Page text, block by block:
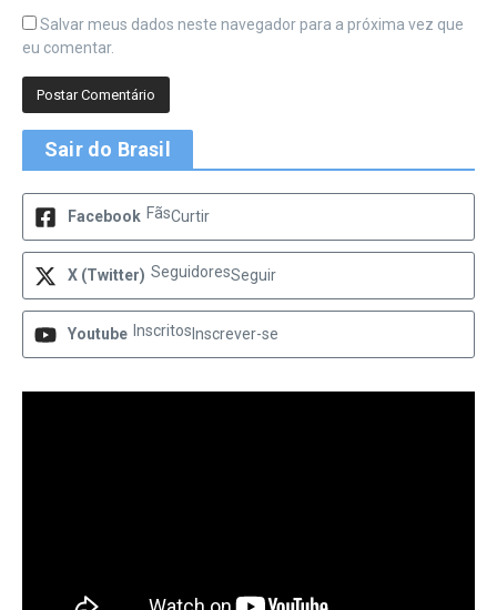
Salvar meus dados neste navegador para a próxima vez que
eu comentar.
Sair do Brasil
Facebook FãsCurtir
X (Twitter) SeguidoresSeguir
Youtube Inscritos Inscrever-se